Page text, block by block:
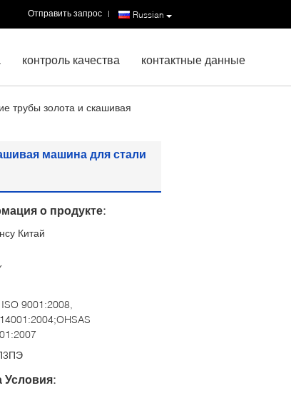
Russian
Отправить запрос |
контроль качества контактные данные
трубы золота и скашивая
машина для стали
о продукте:
Китай
9001:2008,
Условия: